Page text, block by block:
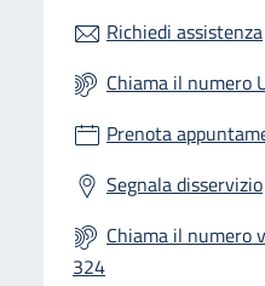
Richiedi assistenza
Chiama il numero
Prenota
Segnala disservizio
Chiama il numero
324